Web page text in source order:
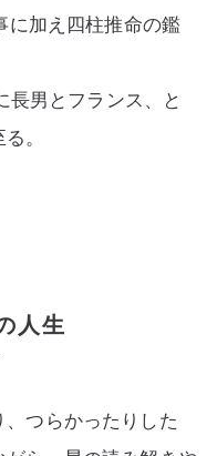
に加え四柱推命の鑑
長男とフランス、と
。
人生
つらかったりした